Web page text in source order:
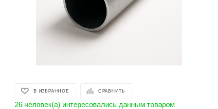
В ИЗБРАННОЕ СРАВНИТЬ
26 человек(а) интересовались данным товаром